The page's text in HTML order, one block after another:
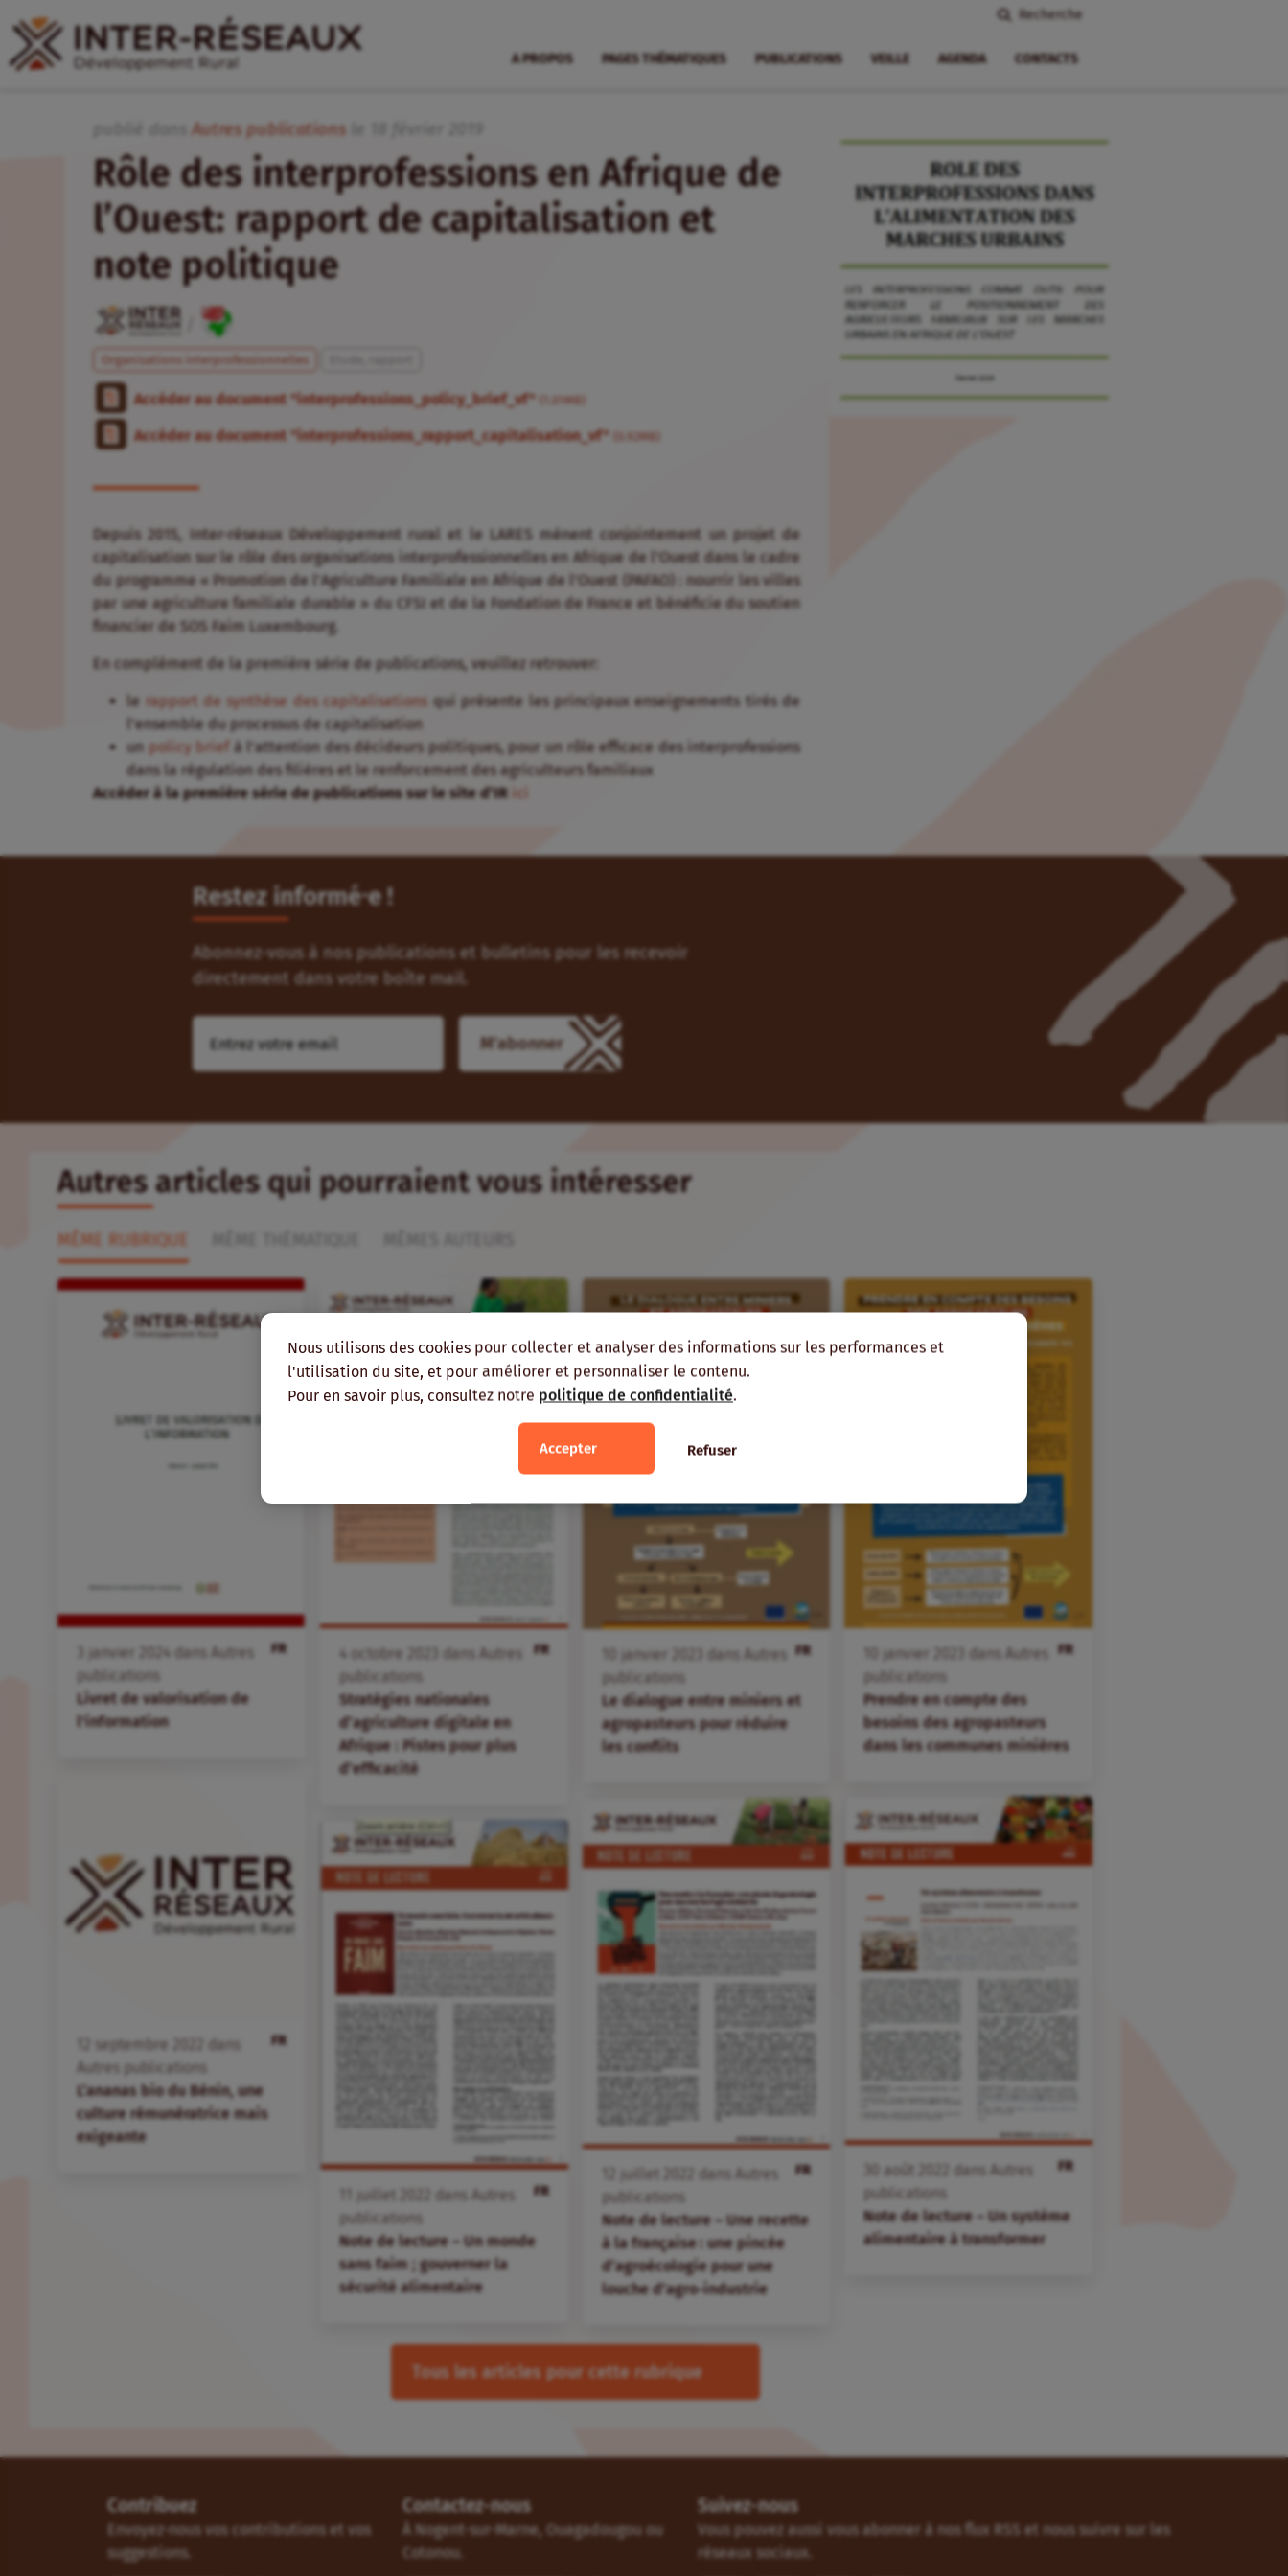
Nous utilisons des cookies pour collecter et analyser des informations sur les performances et
l'utilisation du site, et pour améliorer et personnaliser le contenu.
Pour en savoir plus, consultez notre politique de confidentialité.
Accepter Refuser
Recherche
A PROPOS PAGES THÉMATIQUES PUBLICATIONS VEILLE AGENDA CONTACTS
publié dansAutres publications
Rôle des interprofessions en Afrique de
l’Ouest: rapport de capitalisation et
note politique
Organisations interprofessionnelles
Accéder au document "interprofessions_policy_brief_vf" (1.01MB)
Accéder au document "interprofessions_rapport_capitalisation_vf" (0.92MB)
Depuis 2015, Inter-réseaux Développement rural et le LARES mènent conjointement un projet de
capitalisation sur le rôle des organisations interprofessionnelles en Afrique de l’Ouest dans le cadre
du programme « Promotion de l’Agriculture Familiale en Afrique de l’Ouest (PAFAO) : nourrir les villes
par une agriculture familiale durable » du CFSI et de la Fondation de France et bénéficie du soutien
financier de SOS Faim Luxembourg.
En complément de la première série de publications, veuillez retrouver:
le rapport de synthèse des capitalisations qui présente les principaux enseignements tirés de
l’ensemble du processus de capitalisation
un policy brief à l’attention des décideurs politiques, pour un rôle efficace des interprofessions
dans la régulation des filières et le renforcement des agriculteurs familiaux
Accéder à la première série de publications sur le site d’IR ici
Restez informé⸱e !
Abonnez-vous à nos publications et bulletins pour les recevoir
directement dans votre boîte mail.
Autres articles qui pourraient vous intéresser
MÊME RUBRIQUE
FR
janvier 2024 dans
Autres
publications
Livret de valorisation de
l'information
FR
4 octobre dans
Autres
publications
Stratégies nationales
d’agriculture digitale en
Afrique : Pistes pour plus
d’efficacité
FR
janvier dans
Autres
publications
Le dialogue entre miniers et
agropasteurs pour réduire
les conflits
FR
janvier dans
Autres
publications
Prendre en compte des
besoins des agropasteurs
dans les communes minières
FR
septembre
dans
Autres publications
L’ananas bio du Bénin, une
culture rémunératrice mais
exigeante
FR
août dans
Autres
publications
Note de lecture – Un système
alimentaire à transformer
FR
juillet dans
Autres
publications
Note de lecture – Une recette
à la française : une pincée
d’agroécologie pour une
louche d’agro-industrie
FR
juillet dans
Autres
publications
Note de lecture – Un monde
sans faim ; gouverner la
sécurité alimentaire
Tous les articles pour cette rubrique
Contribuez
Envoyez-nous vos contributions et vos
suggestions.
Contactez-nous
À Nogent-sur-Marne, Ouagadougou ou
Cotonou.
Suivez-nous
Vous pouvez aussi vous abonner à nos flux RSS et nous suivre sur les
réseaux sociaux.